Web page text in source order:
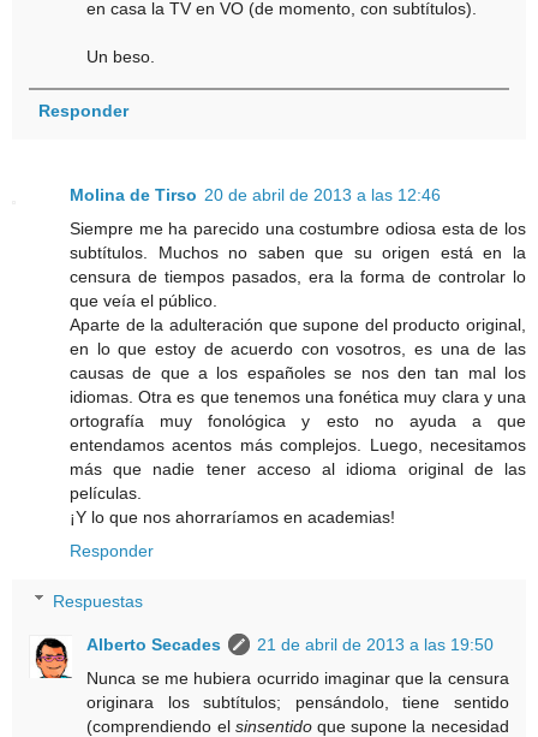
en casa la TV en VO (de momento, con subtítulos).
Un beso.
Responder
Molina de Tirso 20 de abril de 2013 a las 12:46
Siempre me ha parecido una costumbre odiosa esta de los
subtítulos. Muchos no saben que su origen está en la
censura de tiempos pasados, era la forma de controlar lo
que veía el público.
Aparte de la adulteración que supone del producto original,
en lo que estoy de acuerdo con vosotros, es una de las
causas de que a los españoles se nos den tan mal los
idiomas. Otra es que tenemos una fonética muy clara y una
ortografía muy fonológica y esto no ayuda a que
entendamos acentos más complejos. Luego, necesitamos
más que nadie tener acceso al idioma original de las
películas.
¡Y lo que nos ahorraríamos en academias!
Responder
Respuestas
Alberto Secades
21 de abril de 2013 a las 19:50
Nunca se me hubiera ocurrido imaginar que la censura
originara los subtítulos; pensándolo, tiene sentido
(comprendiendo el sinsentidoque supone la necesidad